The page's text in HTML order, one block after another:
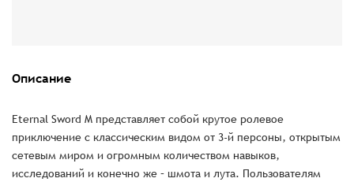
Описание
Eternal Sword M представляет собой крутое ролевое
приключение с классическим видом от 3-й персоны, открытым
сетевым миром и огромным количеством навыков,
исследований и конечно же – шмота и лута. Пользователям